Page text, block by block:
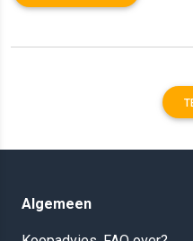
Algemeen